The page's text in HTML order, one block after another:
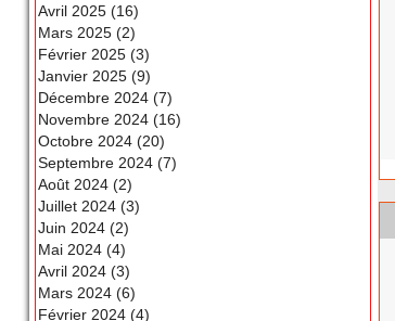
Avril 2025 (16)
Mars 2025 (2)
Février 2025 (3)
Janvier 2025 (9)
Décembre 2024 (7)
Novembre 2024 (16)
Octobre 2024 (20)
Septembre 2024 (7)
Août 2024 (2)
Juillet 2024 (3)
Juin 2024 (2)
Mai 2024 (4)
Avril 2024 (3)
Mars 2024 (6)
Février 2024 (4)